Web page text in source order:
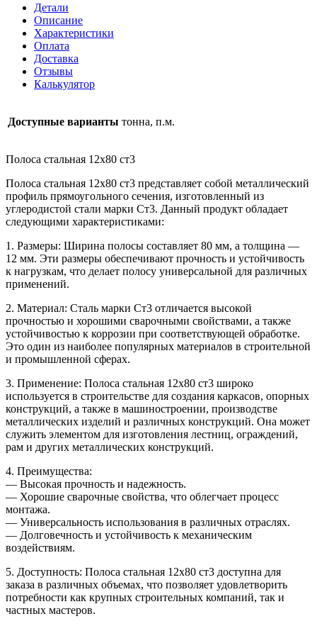
Детали
Описание
Характеристики
Оплата
Доставка
Отзывы
Калькулятор
Доступные варианты тонна, п.м.
Полоса стальная 12х80 ст3
Полоса стальная 12х80 ст3 представляет собой металлический
профиль прямоугольного сечения, изготовленный из
углеродистой стали марки Ст3. Данный продукт обладает
следующими характеристиками:
1. Размеры: Ширина полосы составляет 80 мм, а толщина —
12 мм. Эти размеры обеспечивают прочность и устойчивость
к нагрузкам, что делает полосу универсальной для различных
применений.
2. Материал: Сталь марки Ст3 отличается высокой
прочностью и хорошими сварочными свойствами, а также
устойчивостью к коррозии при соответствующей обработке.
Это один из наиболее популярных материалов в строительной
и промышленной сферах.
3. Применение: Полоса стальная 12х80 ст3 широко
используется в строительстве для создания каркасов, опорных
конструкций, а также в машиностроении, производстве
металлических изделий и различных конструкций. Она может
служить элементом для изготовления лестниц, ограждений,
рам и других металлических конструкций.
4. Преимущества:
— Высокая прочность и надежность.
— Хорошие сварочные свойства, что облегчает процесс
монтажа.
— Универсальность использования в различных отраслях.
— Долговечность и устойчивость к механическим
воздействиям.
5. Доступность: Полоса стальная 12х80 ст3 доступна для
заказа в различных объемах, что позволяет удовлетворить
потребности как крупных строительных компаний, так и
частных мастеров.